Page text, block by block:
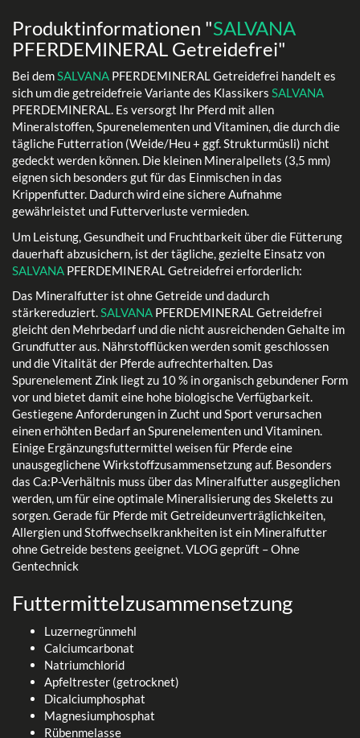
Produktinformationen "SALVANA
PFERDEMINERAL Getreidefrei"
Bei demSALVANA PFERDEMINERAL Getreidefrei handelt es
sich um die getreidefreie Variante des Klassikers SALVANA
PFERDEMINERAL. Es versorgt Ihr Pferd mit allen
Mineralstoffen, Spurenelementen und Vitaminen, die durch die
tägliche Futterration (Weide/Heu + ggf. Strukturmüsli) nicht
gedeckt werden können. Die kleinen Mineralpellets (3,5 mm)
eignen sich besonders gut für das Einmischen in das
Krippenfutter. Dadurch wird eine sichere Aufnahme
gewährleistet und Futterverluste vermieden.
Um Leistung, Gesundheit und Fruchtbarkeit über die Fütterung
dauerhaft abzusichern, ist der tägliche, gezielte Einsatz von
SALVANA PFERDEMINERAL Getreidefrei erforderlich:
Das Mineralfutter ist ohne Getreide und dadurch
stärkereduziert.SALVANA PFERDEMINERAL Getreidefrei
gleicht den Mehrbedarf und die nicht ausreichenden Gehalte im
Grundfutter aus. Nährstofflücken werden somit geschlossen
und die Vitalität der Pferde aufrechterhalten. Das
Spurenelement Zink liegt zu 10 % in organisch gebundener Form
vor und bietet damit eine hohe biologische Verfügbarkeit.
Gestiegene Anforderungen in Zucht und Sport verursachen
einen erhöhten Bedarf an Spurenelementen und Vitaminen.
Einige Ergänzungsfuttermittel weisen für Pferde eine
unausgeglichene Wirkstoffzusammensetzung auf. Besonders
das Ca:P-Verhältnis muss über das Mineralfutter ausgeglichen
werden, um für eine optimale Mineralisierung des Skeletts zu
sorgen. Gerade für Pferde mit Getreideunverträglichkeiten,
Allergien und Stoffwechselkrankheiten ist ein Mineralfutter
ohne Getreide bestens geeignet. VLOG geprüft – Ohne
Gentechnick
Futtermittelzusammensetzung
Luzernegrünmehl
Calciumcarbonat
Natriumchlorid
Apfeltrester (getrocknet)
Dicalciumphosphat
Magnesiumphosphat
Rübenmelasse